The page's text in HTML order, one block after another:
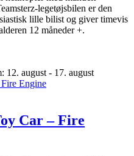
legetøjsbilen er den
lille bilist og giver timevis
12 måneder +.
12. august - 17. august
Car – Fire